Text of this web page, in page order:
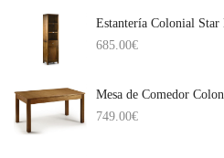
Estantería Colonial Star
685.00€
Mesa de Comedor
749.00€